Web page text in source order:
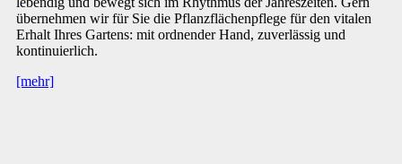
übernehmen wir für Sie die Pflanzflächenpflege für den vitalen
Erhalt Ihres Gartens: mit ordnender Hand, zuverlässig und
kontinuierlich.
[mehr]